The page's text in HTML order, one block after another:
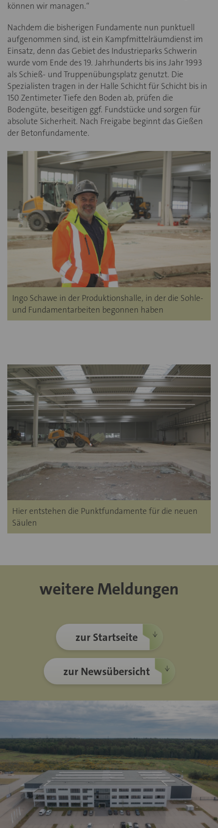
können wir managen.“
Nachdem die bisherigen Fundamente nun punktuell
aufgenommen sind, ist ein Kampfmittelräumdienst im
Einsatz, denn das Gebiet des Industrieparks Schwerin
wurde vom Ende des 19. Jahrhunderts bis ins Jahr 1993
als Schieß- und Truppenübungsplatz genutzt. Die
Spezialisten tragen in der Halle Schicht für Schicht bis in
150 Zentimeter Tiefe den Boden ab, prüfen die
Bodengüte, beseitigen ggf. Fundstücke und sorgen für
absolute Sicherheit. Nach Freigabe beginnt das Gießen
der Betonfundamente.
Ingo Schawe in der Produktionshalle, in der die Sohle-
und Fundamentarbeiten begonnen haben
Hier entstehen die Punktfundamente für die neuen
Säulen
weitere Meldungen
zur Startseite
zur Newsübersicht